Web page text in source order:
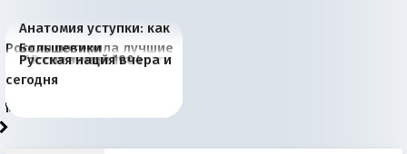
Июньская жара в
Европе и озоновые
дыры
Анатомия уступки: как
Россия потеряла лучшие
рыбопромысловые
районы Баренцева
моря
Большевики
отличаются от «Яблока»
тем, что они -
победители
Киевская марионетка
Запада рассказала о
«переобувании» хозяев
В России назрели
перемены: 15 шагов к
суверенной экономике
Миграционный пожар
Европы
Россия начинает
сбрасывать балласт
Анкориджа
Россия зимой 1904
года: первые уступки во
внутренней политике
Русская нация вчера и
сегодня